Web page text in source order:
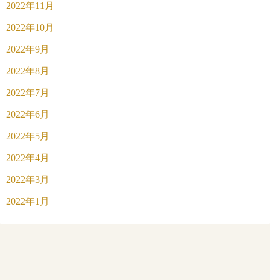
2022年11月
2022年10月
2022年9月
2022年8月
2022年7月
2022年6月
2022年5月
2022年4月
2022年3月
2022年1月